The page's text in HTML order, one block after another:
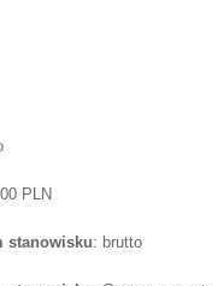
PLN
stanowisku: brutto